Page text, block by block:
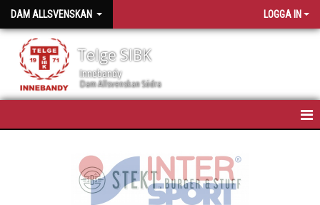
DAM ALLSVENSKAN LOGGA IN
Telge SIBK
Innebandy
Dam Allsvenskan Södra